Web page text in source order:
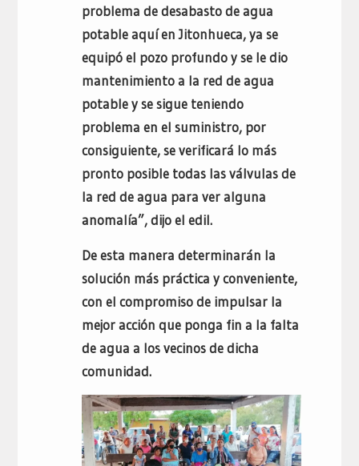
problema de desabasto de agua
potable aquí en Jitonhueca, ya se
equipó el pozo profundo y se le dio
mantenimiento a la red de agua
potable y se sigue teniendo
problema en el suministro, por
consiguiente, se verificará lo más
pronto posible todas las válvulas de
la red de agua para ver alguna
anomalía”, dijo el edil.
De esta manera determinarán la
solución más práctica y conveniente,
con el compromiso de impulsar la
mejor acción que ponga fin a la falta
de agua a los vecinos de dicha
comunidad.